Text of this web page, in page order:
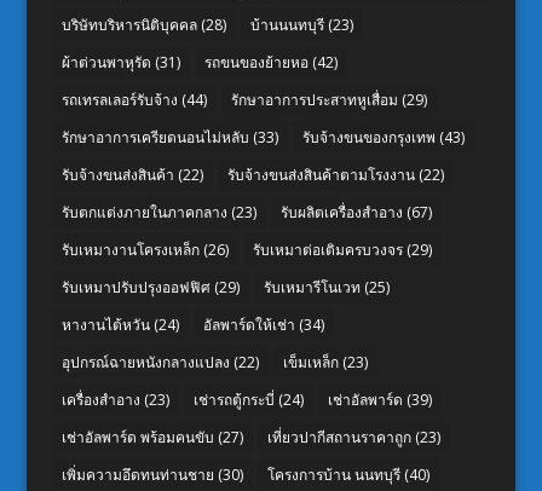
บริษัทบริหารนิติบุคคล(28) บ้านนนทบุรี(23)
ผ้าต่วนพาหุรัด (31) รถขนของย้ายหอ(42)
รถเทรลเลอร์รับจ้าง (44) รักษาอาการประสาทหูเสื่อม (29)
รักษาอาการเครียดนอนไม่หลับ (33) รับจ้างขนของกรุงเทพ (43)
รับจ้างขนส่งสินค้า (22) รับจ้างขนส่งสินค้าตามโรงงาน(22)
รับตกแต่งภายในภาคกลาง (23) รับผลิตเครื่องสำอาง (67)
รับเหมางานโครงเหล็ก(26) รับเหมาต่อเติมครบวงจร(29)
รับเหมาปรับปรุงออฟฟิศ(29) รับเหมารีโนเวท (25)
หางานไต้หวัน(24) อัลพาร์ดให้เช่า (34)
อุปกรณ์ฉายหนังกลางแปลง (22) เข็มเหล็ก(23)
เครื่องสำอาง (23) เช่ารถตู้กระบี่ (24) เช่าอัลพาร์ด (39)
เช่าอัลพาร์ด พร้อมคนขับ (27) เที่ยวปากีสถานราคาถูก(23)
เพิ่มความอึดทนท่านชาย (30) โครงการบ้าน นนทบุรี(40)